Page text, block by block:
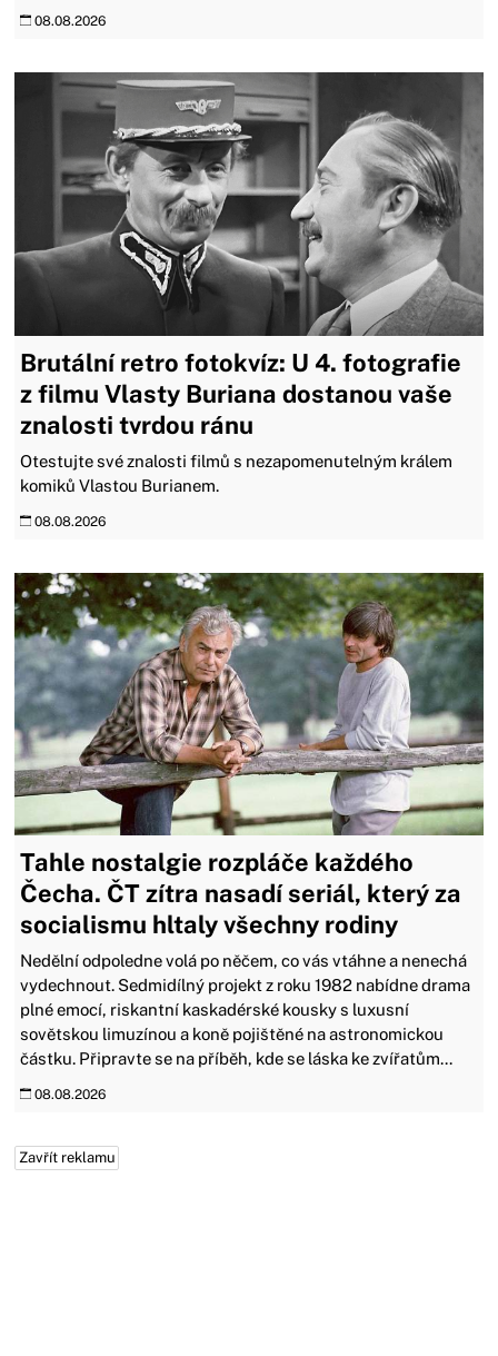
08.08.2026
Brutální retro fotokvíz: U 4. fotografie
z filmu Vlasty Buriana dostanou vaše
znalosti tvrdou ránu
Otestujte své znalosti filmů s nezapomenutelným králem
komiků Vlastou Burianem.
08.08.2026
Tahle nostalgie rozpláče každého
Čecha. ČT zítra nasadí seriál, který za
socialismu hltaly všechny rodiny
Nedělní odpoledne volá po něčem, co vás vtáhne a nenechá
vydechnout. Sedmidílný projekt z roku 1982 nabídne drama
plné emocí, riskantní kaskadérské kousky s luxusní
sovětskou limuzínou a koně pojištěné na astronomickou
částku. Připravte se na příběh, kde se láska ke zvířatům...
08.08.2026
Zavřít reklamu